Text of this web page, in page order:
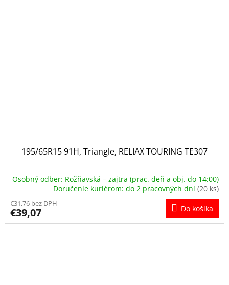
195/65R15 91H, Triangle, RELIAX TOURING TE307
Osobný odber: Rožňavská – zajtra (prac. deň a obj. do 14:00)
Doručenie kuriérom: do 2 pracovných dní (20 ks)
€31,76 bez DPH
€39,07 Do košíka